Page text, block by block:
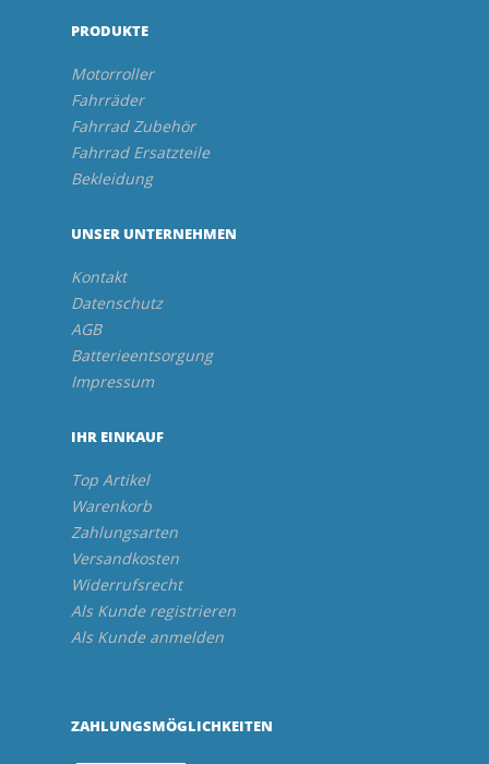
PRODUKTE
Motorroller
Fahrräder
Fahrrad Zubehör
Fahrrad Ersatzteile
Bekleidung
UNSER UNTERNEHMEN
Kontakt
Datenschutz
AGB
Batterieentsorgung
Impressum
IHR EINKAUF
Top Artikel
Warenkorb
Zahlungsarten
Versandkosten
Widerrufsrecht
Als Kunde registrieren
Als Kunde anmelden
ZAHLUNGSMÖGLICHKEITEN